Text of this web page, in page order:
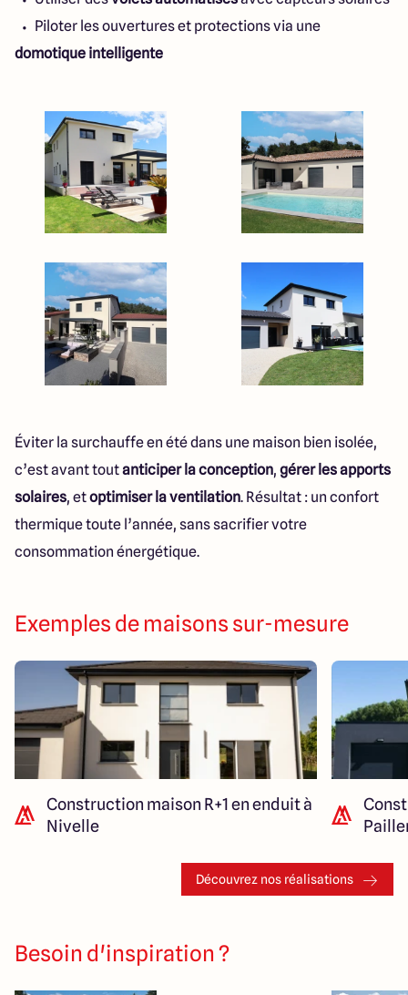
Piloter les ouvertures et protections via une
domotique intelligente
Éviter la surchauffe en été dans une maison bien isolée,
c’est avant toutanticiper la conception, gérer les apports
solaires, etoptimiser la ventilation. Résultat : un confort
thermique toute l’année, sans sacrifier votre
consommation énergétique.
Exemples de maisons sur-mesure
Construction maison R+1 en enduit à
Nivelle
Découvrez nos réalisations
Besoin d'inspiration ?